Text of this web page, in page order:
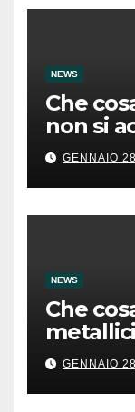
NEWS
Che
non si
GENNAIO
NEWS
Che
GENNAIO